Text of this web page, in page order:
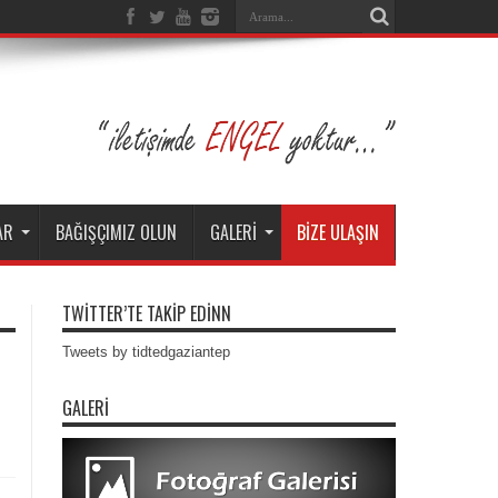
BAĞIŞÇIMIZ OLUN GALERİ BİZE ULAŞIN
TWİTTER’TE TAKİP EDİNN
Tweets by tidtedgaziantep
GALERI